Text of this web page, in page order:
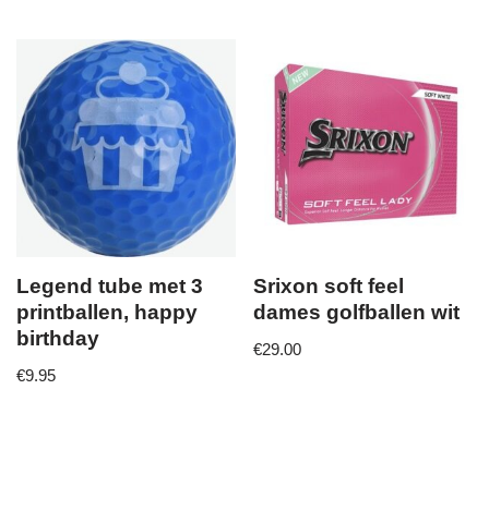
Legend tube met 3
printballen, happy
birthday
€9.95
Srixon soft feel
dames golfballen wit
€29.00